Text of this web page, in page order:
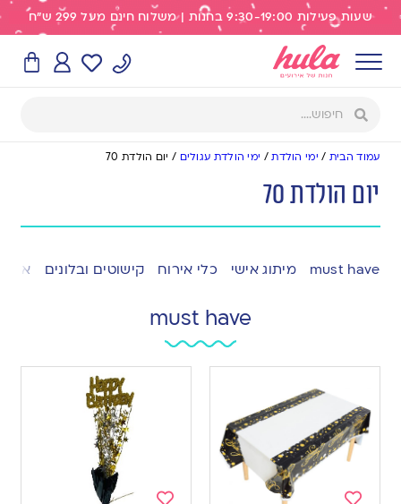
שעות פעילות 9:30-19:00 בחנות | משלוח חינם מעל 299 ש"ח
עמוד הבית / ימי הולדת/ ימי הולדת עגולים / יום הולדת 70
יום הולדת 70
must have מיתוג אישי כלי אירוח קישוטים ובלונים
must have